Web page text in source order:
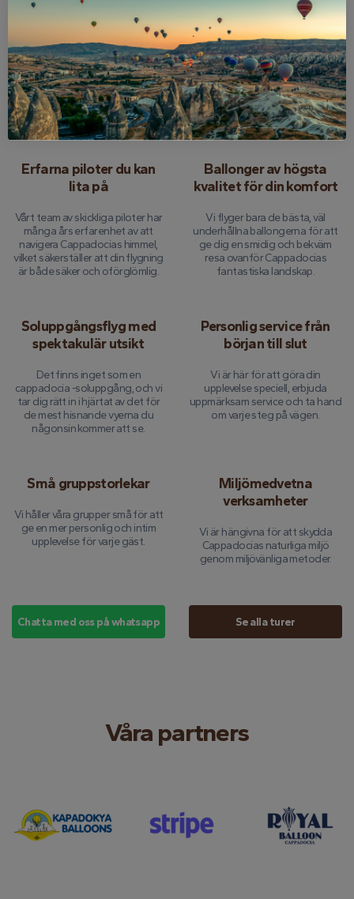
24-timmars pengar-
back-garanti
Vi erbjuder sinnesfrid med ett
fullt återbetalningsalternativ om
du behöver avbryta upp till 24
timmar innan din turné.
Omfattande
turnéförsäkring
Varje flygning är helt försäkrad,
så att du kan fokusera på att
njuta av upplevelsen utan några
bekymmer.
Erfarna piloter du kan
lita på
Vårt team av skickliga piloter har
många års erfarenhet av att
navigera Cappadocias himmel,
vilket säkerställer att din flygning
är både säker och oförglömlig.
Ballonger av högsta
kvalitet för din komfort
Vi flyger bara de bästa, väl
underhållna ballongerna för att
ge dig en smidig och bekväm
resa ovanför Cappadocias
fantastiska landskap.
Soluppgångsflyg med
spektakulär utsikt
Det finns inget som en
cappadocia -soluppgång, och vi
tar dig rätt in i hjärtat av det för
de mest hisnande vyerna du
någonsin kommer att se.
Personlig service från
början till slut
Vi är här för att göra din
upplevelse speciell, erbjuda
uppmärksam service och ta hand
om varje steg på vägen.
Små gruppstorlekar
Vi håller våra grupper små för att
ge en mer personlig och intim
upplevelse för varje gäst.
Miljömedvetna
verksamheter
Vi är hängivna för att skydda
Cappadocias naturliga miljö
genom miljövänliga metoder.
Chatta med oss ​​på whatsapp Se alla turer
Våra partners